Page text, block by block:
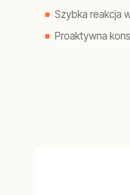
Szybka reakcja
Proaktywna